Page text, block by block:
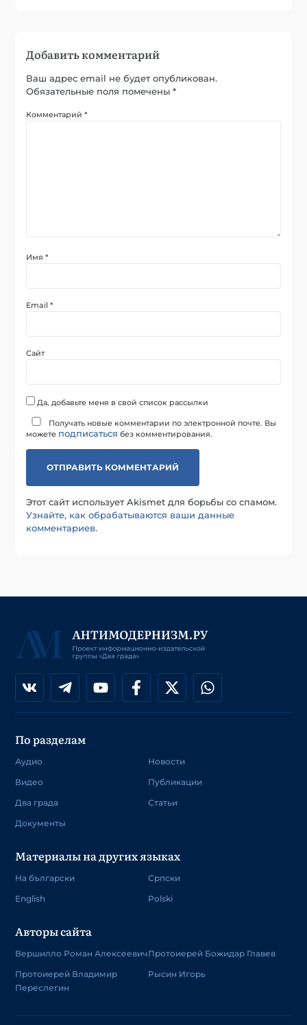
Добавить комментарий
Ваш адрес email не будет опубликован.
Обязательные поля помечены*
Комментарий*
Имя*
Email*
Сайт
Да, добавьте меня в свой список рассылки
Получать новые комментарии по электронной почте. Вы
можете подписаться без комментирования.
Этот сайт использует Akismet для борьбы со спамом.
Узнайте, как обрабатываются ваши данные
комментариев.
По разделам
Аудио
Видео
Два града
Документы
Новости
Публикации
Статьи
Материалы на других языках
На български
English
Српски
Polski
Авторы сайта
Вершилло Роман Алексеевич
Протоиерей Владимир
Переслегин
Протоиерей Божидар Главев
Рысин Игорь